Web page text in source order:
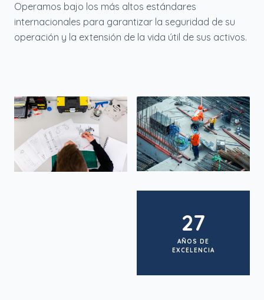
Operamos bajo los más altos estándares
internacionales para garantizar la seguridad de su
operación y la extensión de la vida útil de sus activos.
27
AÑOS DE
EXCELENCIA